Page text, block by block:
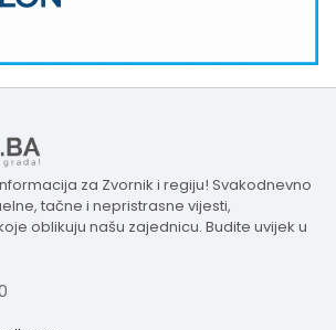
za Zvornik i regiju! Svakodnevno
tačne i nepristrasne vijesti,
oblikuju našu zajednicu. Budite uvijek u